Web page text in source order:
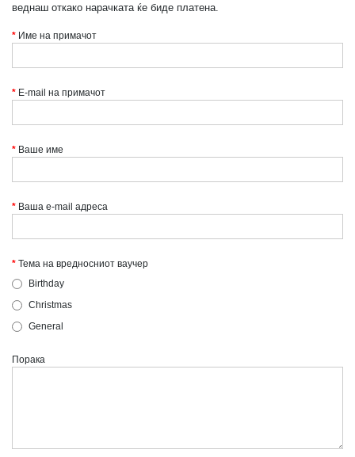
веднаш откако нарачката ќе биде платена.
Име на примачот
E-mail на примачот
Ваше име
Ваша е-mail адреса
Тема на вредносниот ваучер
Birthday
Christmas
General
Порака